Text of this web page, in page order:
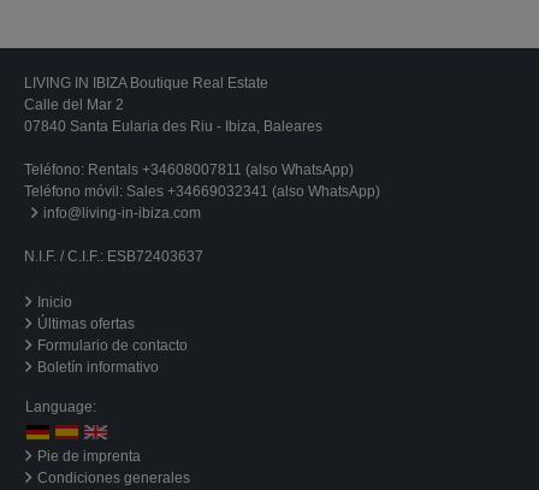
LIVING IN IBIZA Boutique Real Estate
Calle del Mar 2
07840 Santa Eularia des Riu - Ibiza, Baleares
Teléfono: Rentals +34608007811 (also WhatsApp)
Teléfono móvil: Sales +34669032341 (also WhatsApp)
info@living-in-ibiza.com
N.I.F. / C.I.F.: ESB72403637
Inicio
Últimas ofertas
Formulario de contacto
Boletín informativo
Language:
Pie de imprenta
Condiciones generales